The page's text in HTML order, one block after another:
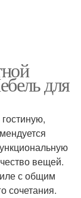
для
вещей.
с общим
сочетания.